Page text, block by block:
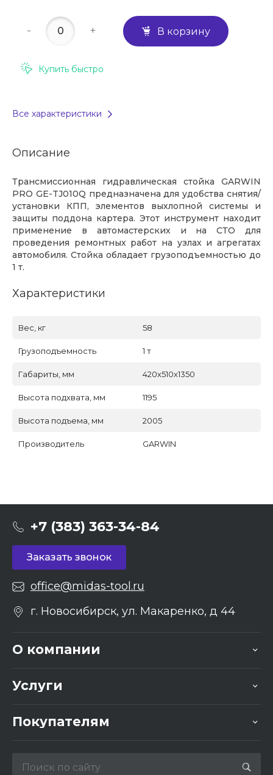
- + В корзину
Купить быстро
Все характеристики
Описание
Трансмиссионная гидравлическая стойка GARWIN
PRO GE-TJ010Q предназначена для удобства снятия/
установки КПП, элементов выхлопной системы и
защиты поддона картера. Этот инструмент находит
применение в автомастерских и на СТО для
проведения ремонтных работ на узлах и агрегатах
автомобиля. Стойка обладает грузоподъемностью до
1 т.
Характеристики
Вес, кг 58
Грузоподъемность 1 т
Габариты, мм 420x510x1350
Высота подхвата, мм 1195
Высота подъема, мм 2005
Производитель GARWIN
+7 (383) 363-34-84
Заказать звонок
office@midas-tool.ru
г. Новосибирск, ул. Макаренко, д 44
О компании
Услуги
Покупателям